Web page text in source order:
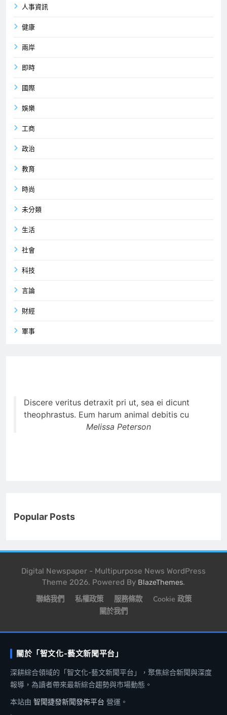
人事資訊
健康
兩岸
即時
國際
娛樂
工商
政治
教育
時尚
未分類
生活
社會
科技
言論
財經
軍事
Discere veritus detraxit pri ut, sea ei dicunt
theophrastus. Eum harum animal debitis cu
Melissa Peterson
Popular Posts
Digital Newspaper - Multipurpose News WordPress
Theme 2026. Powered By BlazeThemes.
聯絡我們 私權政策 服務條款
Cookie 政策
關於我們
關於「智文化-藝文新聞平台」
深耕綜合領域的「智文化-藝文新聞平台」，聚焦綜合新聞與深度
報導，為讀者帶來最新綜合趨勢與市場動態。
本站由 智聞捷發新聞發佈平台 營運。